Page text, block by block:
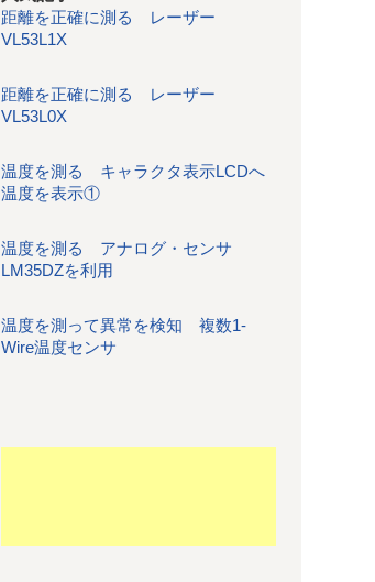
距離を正確に測る レーザー
VL53L1X
距離を正確に測る レーザー
VL53L0X
温度を測る キャラクタ表示LCDへ
温度を表示①
温度を測る アナログ・センサ
LM35DZを利用
温度を測って異常を検知 複数1-
Wire温度センサ